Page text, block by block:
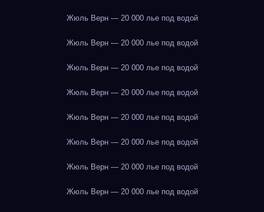
Жюль Верн — 20 000 лье под водой
Жюль Верн — 20 000 лье под водой
Жюль Верн — 20 000 лье под водой
Жюль Верн — 20 000 лье под водой
Жюль Верн — 20 000 лье под водой
Жюль Верн — 20 000 лье под водой
Жюль Верн — 20 000 лье под водой
Жюль Верн — 20 000 лье под водой